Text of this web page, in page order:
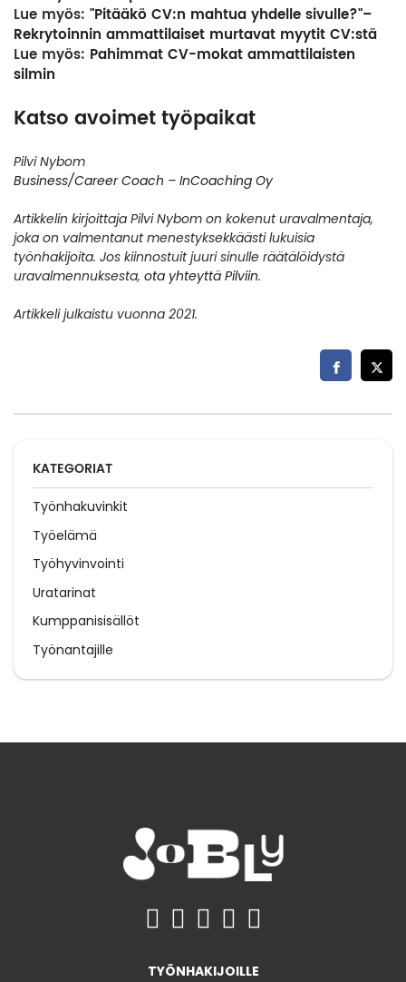
Lue myös: "Pitääkö CV:n mahtua yhdelle sivulle?"–
Rekrytoinnin ammattilaiset murtavat myytit CV:stä
Lue myös: Pahimmat CV-mokat ammattilaisten
silmin
Katso avoimet työpaikat
Pilvi Nybom
Business/Career Coach – InCoaching Oy
Artikkelin kirjoittaja Pilvi Nybom on kokenut uravalmentaja,
joka on valmentanut menestyksekkäästi lukuisia
työnhakijoita. Jos kiinnostuit juuri sinulle räätälöidystä
uravalmennuksesta, ota yhteyttä Pilviin.
Artikkeli julkaistu vuonna 2021.
KATEGORIAT
Työnhakuvinkit
Työelämä
Työhyvinvointi
Uratarinat
Kumppanisisällöt
Työnantajille
TYÖNHAKIJOILLE